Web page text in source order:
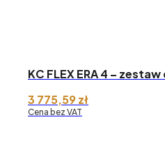
KC FLEX ERA 4 –
3 775,59zł
Cena bez VAT